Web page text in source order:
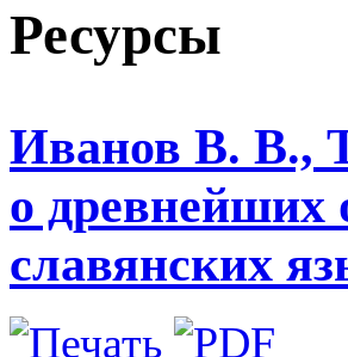
Ресурсы
Иванов В. В.,
о древнейших
славянских